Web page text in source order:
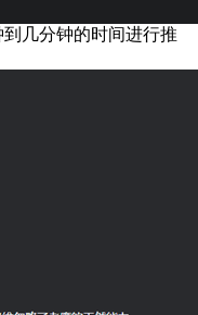
几分钟的时间进行推